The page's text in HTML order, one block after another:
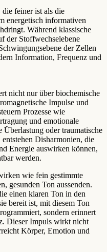
die feiner ist als die
energetisch informativen
Während klassische
der Stoffwechselebene
der Zellen
Information, Frequenz und
nicht nur über biochemische
Impulse und
Prozesse wie
und emotionale
Überlastung oder traumatische
Disharmonien, die
Energie auswirken können,
werden.
wie fein gestimmte
gesunden Ton aussenden.
einen klaren Ton in den
bereit ist, mit diesem Ton
sondern erinnert
Dieser Impuls wirkt nicht
Körper, Emotion und